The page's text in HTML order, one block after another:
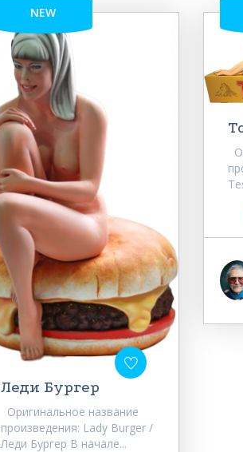
NEW
Леди Бургер
Оригинальное название
произведения: Lady Burger /
Леди Бургер В начале...